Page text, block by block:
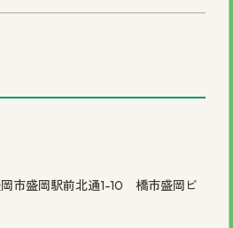
盛岡駅前北通1-10 橋市盛岡ビ